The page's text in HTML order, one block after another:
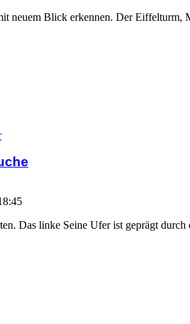
neuem Blick erkennen. Der Eiffelturm,
Das linke Seine Ufer ist geprägt